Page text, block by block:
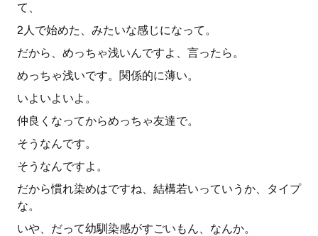
て、
2人で始めた、みたいな感じになって。
だから、めっちゃ浅いんですよ、言ったら。
めっちゃ浅いです。関係的に薄い。
いよいよいよ。
仲良くなってからめっちゃ友達で。
そうなんです。
そうなんですよ。
だから慣れ染めはですね、結構若いっていうか、タイプ
な。
いや、だって幼馴染感がすごいもん、なんか。